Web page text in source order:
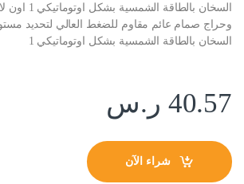
السخان
وحراج صمام عائم مقاوم للضغط العالي لتحديد
السخان بالطاقة الشمسية بشكل اوتوماتيكي 1
40.57 ر.س
شراء الآن